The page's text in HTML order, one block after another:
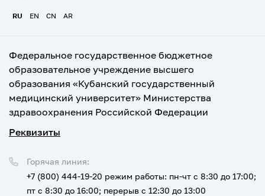
RU EN CN AR
Федеральное государственное бюджетное
образовательное учреждение высшего
образования «Кубанский государственный
медицинский университет» Министерства
здравоохранения Российской Федерации
Реквизиты
Горячая линия:
+7 (800) 444-19-20 режим работы: пн-чт с 8:30 до 17:00;
пт с 8:30 до 16:00; перерыв с 12:30 до 13:00